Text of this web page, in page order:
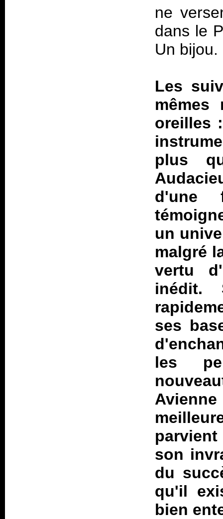
ne
dans le
Un bijou.
Les
oreilles
plus
d'une
un
malgré
vertu
inédit.
ses
les
son
du
qu'il
bien